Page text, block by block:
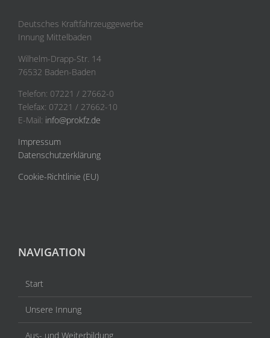
Deutsches Kraftfahrzeuggewerbe
Innung Mittelbaden
Wilhelm-Drapp-Str. 14
76532 Baden-Baden
Telefon: 07221 / 27662-0
Telefax: 07221 / 27662-10
E-Mail: info@prokfz.de
Impressum
Datenschutzerklärung
Cookie-Richtlinie (EU)
NAVIGATION
Start
Unsere Innung
Aus- und Weiterbildung